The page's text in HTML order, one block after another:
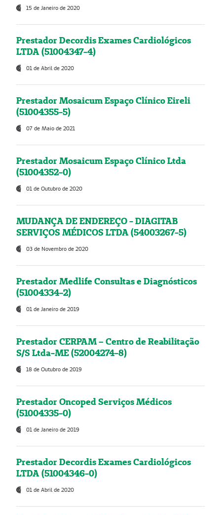
15 de Janeiro de 2020
Prestador Decordis Exames Cardiológicos
LTDA (51004347-4)
01 de Abril de 2020
Prestador Mosaicum Espaço Clínico Eireli
(51004355-5)
07 de Maio de 2021
Prestador Mosaicum Espaço Clínico Ltda
(51004352-0)
01 de Outubro de 2020
MUDANÇA DE ENDEREÇO - DIAGITAB
SERVIÇOS MÉDICOS LTDA (54003267-5)
03 de Novembro de 2020
Prestador Medlife Consultas e Diagnósticos
(51004334-2)
01 de Janeiro de 2019
Prestador CERPAM – Centro de Reabilitação
S/S Ltda-ME (52004274-8)
18 de Outubro de 2019
Prestador Oncoped Serviços Médicos
(51004335-0)
01 de Janeiro de 2019
Prestador Decordis Exames Cardiológicos
LTDA (51004346-0)
01 de Abril de 2020